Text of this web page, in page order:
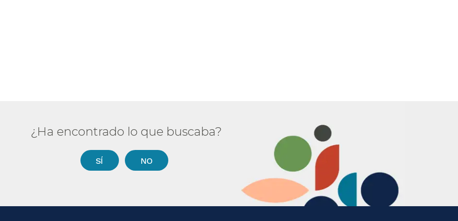
¿Ha encontrado lo que buscaba?​​
SÍ​​ NO​​